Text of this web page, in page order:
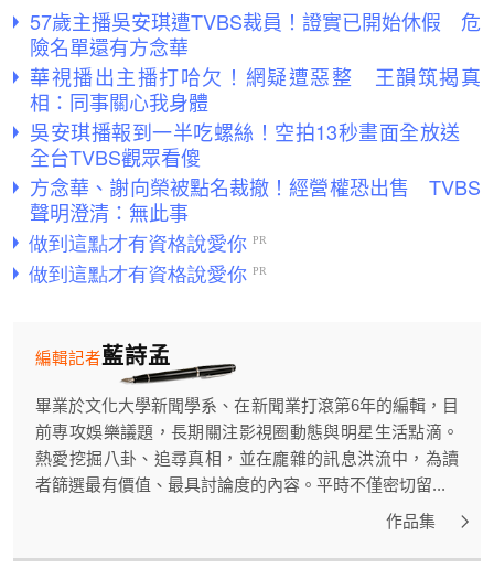
57歲主播吳安琪遭TVBS裁員！證實已開始休假 危
險名單還有方念華
華視播出主播打哈欠！網疑遭惡整 王韻筑揭真
相：同事關心我身體
吳安琪播報到一半吃螺絲！空拍13秒畫面全放送
全台TVBS觀眾看傻
方念華、謝向榮被點名裁撤！經營權恐出售 TVBS
聲明澄清：無此事
藍詩孟
編輯記者
畢業於文化大學新聞學系、在新聞業打滾第6年的編輯，目
前專攻娛樂議題，長期關注影視圈動態與明星生活點滴。
熱愛挖掘八卦、追尋真相，並在龐雜的訊息洪流中，為讀
者篩選最有價值、最具討論度的內容。平時不僅密切留...
作品集